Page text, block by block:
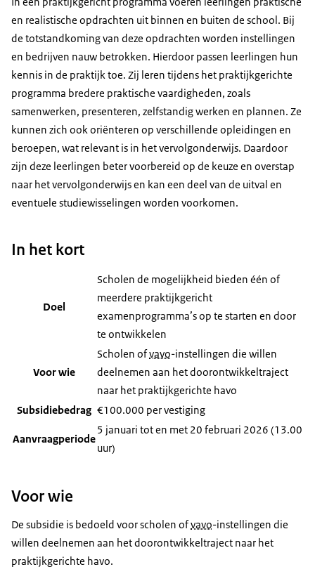
en realistische opdrachten uit binnen en buiten de school. Bij
de totstandkoming van deze opdrachten worden instellingen
en bedrijven nauw betrokken. Hierdoor passen leerlingen hun
kennis in de praktijk toe. Zij leren tijdens het praktijkgerichte
programma bredere praktische vaardigheden, zoals
samenwerken, presenteren, zelfstandig werken en plannen. Ze
kunnen zich ook oriënteren op verschillende opleidingen en
beroepen, wat relevant is in het vervolgonderwijs. Daardoor
zijn deze leerlingen beter voorbereid op de keuze en overstap
naar het vervolgonderwijs en kan een deel van de uitval en
eventuele studiewisselingen worden voorkomen.
In het kort
Doel
Scholen de mogelijkheid bieden één of
meerdere praktijkgericht
examenprogramma’s op te starten en door
te ontwikkelen
Voor wie
Scholen ofvavo-instellingen die willen
deelnemen aan het doorontwikkeltraject
naar het praktijkgerichte havo
Subsidiebedrag €100.000 per vestiging
Aanvraagperiode
5 januari tot en met 20 februari 2026 (13.00
uur)
Voor wie
De subsidie is bedoeld voor scholen ofvavo-instellingen die
willen deelnemen aan het doorontwikkeltraject naar het
praktijkgerichte havo.